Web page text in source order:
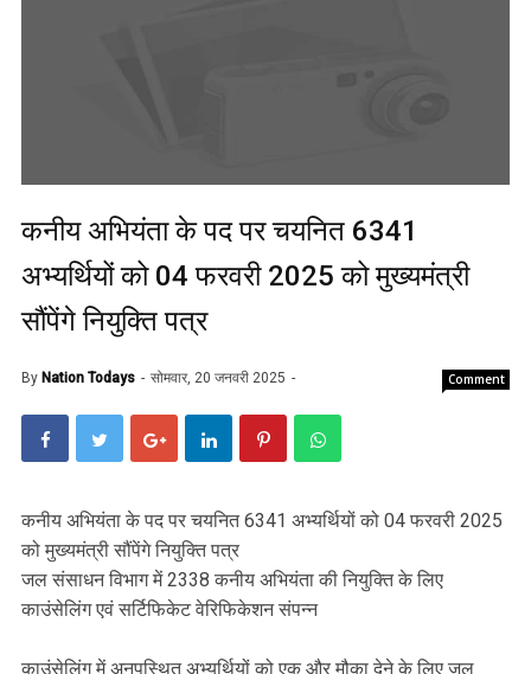
कनीय अभियंता के पद पर चयनित 6341
अभ्यर्थियों को 04 फरवरी 2025 को मुख्यमंत्री
सौंपेंगे नियुक्ति पत्र
By Nation Todays सोमवार, 20 जनवरी 2025 Comment
कनीय अभियंता के पद पर चयनित 6341 अभ्यर्थियों को 04 फरवरी 2025
को मुख्यमंत्री सौंपेंगे नियुक्ति पत्र
जल संसाधन विभाग में 2338 कनीय अभियंता की नियुक्ति के लिए
काउंसेलिंग एवं सर्टिफिकेट वेरिफिकेशन संपन्न
काउंसेलिंग में अनुपस्थित अभ्यर्थियों को एक और मौका देने के लिए जल